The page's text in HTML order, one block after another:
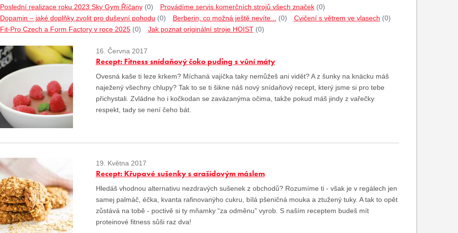
Poslední realizace roku 2023 Sky Gym Říčany (0) Provádíme servis komerčních strojů všech značek (0)
Dopamin – jaké doplňky zvolit pro duševní pohodu (0) Berberin, co možná ještě nevíte... (0) Cvičení s větrem ve vlasech (0)
Fit-Pro Czech a Form Factory v roce 2025 (0) Jak poznat originální stroje HOIST (0)
16. Června 2017
Recept: Fitness snídaňový čoko puding s vůní máty
Ovesná kaše ti leze krkem? Míchaná vajíčka taky nemůžeš ani vidět? A z šunky na knäcku máš
naježený všechny chlupy? Tak to se ti šikne náš nový snídaňový recept, který jsme si pro tebe
přichystali. Zvládne ho i kočkodan se zavázanýma očima, takže pokud máš jindy z vařečky
respekt, tady se není čeho bát.
19. Května 2017
Recept: Křupavé sušenky s arašídovým máslem
Hledáš vhodnou alternativu nezdravých sušenek z obchodů? Rozumíme ti - však je v regálech jen
samej palmáč, éčka, kvanta rafinovanýho cukru, bílá pšeničná mouka a ztužený tuky. A tak to opět
zůstává na tobě - poctivě si ty mňamky “za odměnu” vyrob. S naším receptem budeš mít
proteinové fitness sůši raz dva!